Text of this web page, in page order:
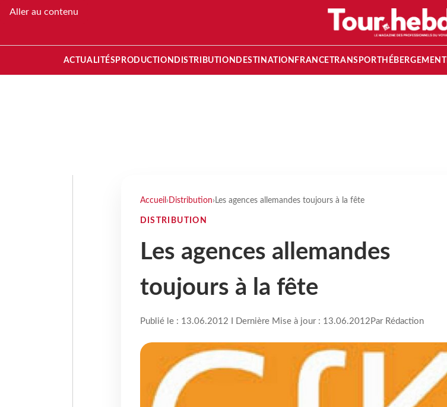
Aller au contenu
ACTUALITÉS PRODUCTION DISTRIBUTION DESTINATION FRANCETRANSPORT HÉBERGEMENT
Accueil › Distribution› Les agences allemandes toujours à la fête
DISTRIBUTION
Les agences allemandes
toujours à la fête
Publié le : 13.06.2012 I Dernière Mise à jour : 13.06.2012 Par Rédaction